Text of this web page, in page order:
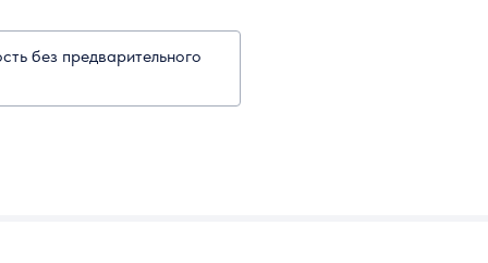
без предварительного